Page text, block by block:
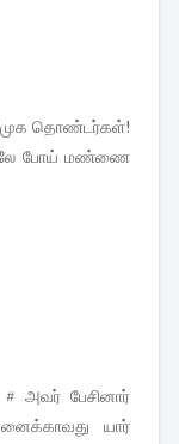
தொண்டர்கள்!
போய் மண்ணை
# அவர் பேசினார்
யார்